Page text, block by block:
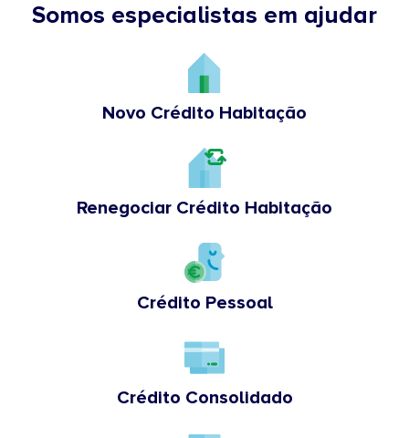
Somos especialistas em ajudar
Novo Crédito Habitação
Renegociar Crédito Habitação
Crédito Pessoal
Crédito Consolidado